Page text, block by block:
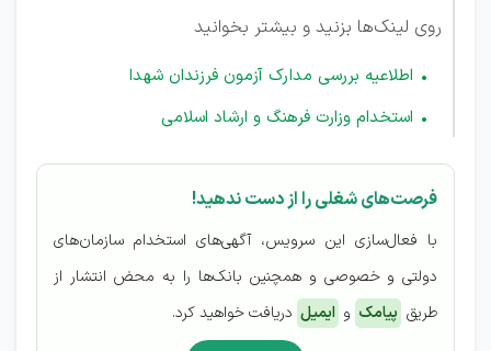
روی لینک‌ها بزنید و بیشتر بخوانید
اطلاعیه بررسی مدارک آزمون فرزندان شهدا
استخدام وزارت فرهنگ و ارشاد اسلامی
فرصت‌های شغلی را از دست ندهید!
با فعال‌سازی این سرویس، آگهی‌های استخدام سازمان‌های
دولتی و خصوصی و همچنین بانک‌ها را به محض انتشار از
طریق پیامک و ایمیل دریافت خواهید کرد.